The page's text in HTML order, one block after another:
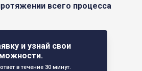
и узнай свои
в течение 30 минут.
всего процесса